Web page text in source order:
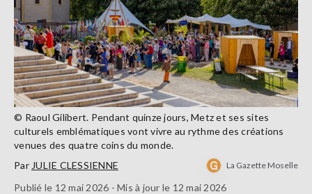
© Raoul Gilibert. Pendant quinze jours, Metz et ses sites
culturels emblématiques vont vivre au rythme des créations
venues des quatre coins du monde.
Par JULIE CLESSIENNE La Gazette Moselle
Publié le 12 mai 2026 - Mis à jour le 12 mai 2026